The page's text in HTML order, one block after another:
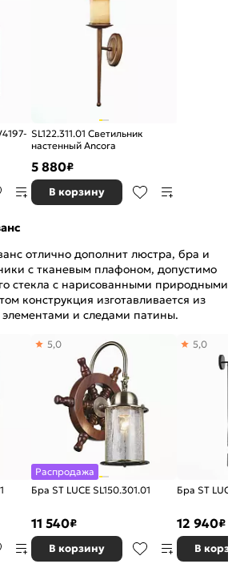
SL122.311.01 Светильник
настенный Ancora
5 880₽
В корзину
отлично дополнит люстра, бра и
с тканевым плафоном, допустимо
стекла с нарисованными природными
конструкция изготавливается из
и следами патины.
Распродажа
Бра ST LUCE SL150.301.01
5,0
11 540₽
В корзину
Бра ST
5,0
12 940₽
В